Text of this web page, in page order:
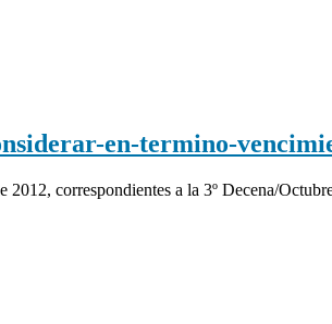
en-termino-
correspondientes a la 3º Decena/